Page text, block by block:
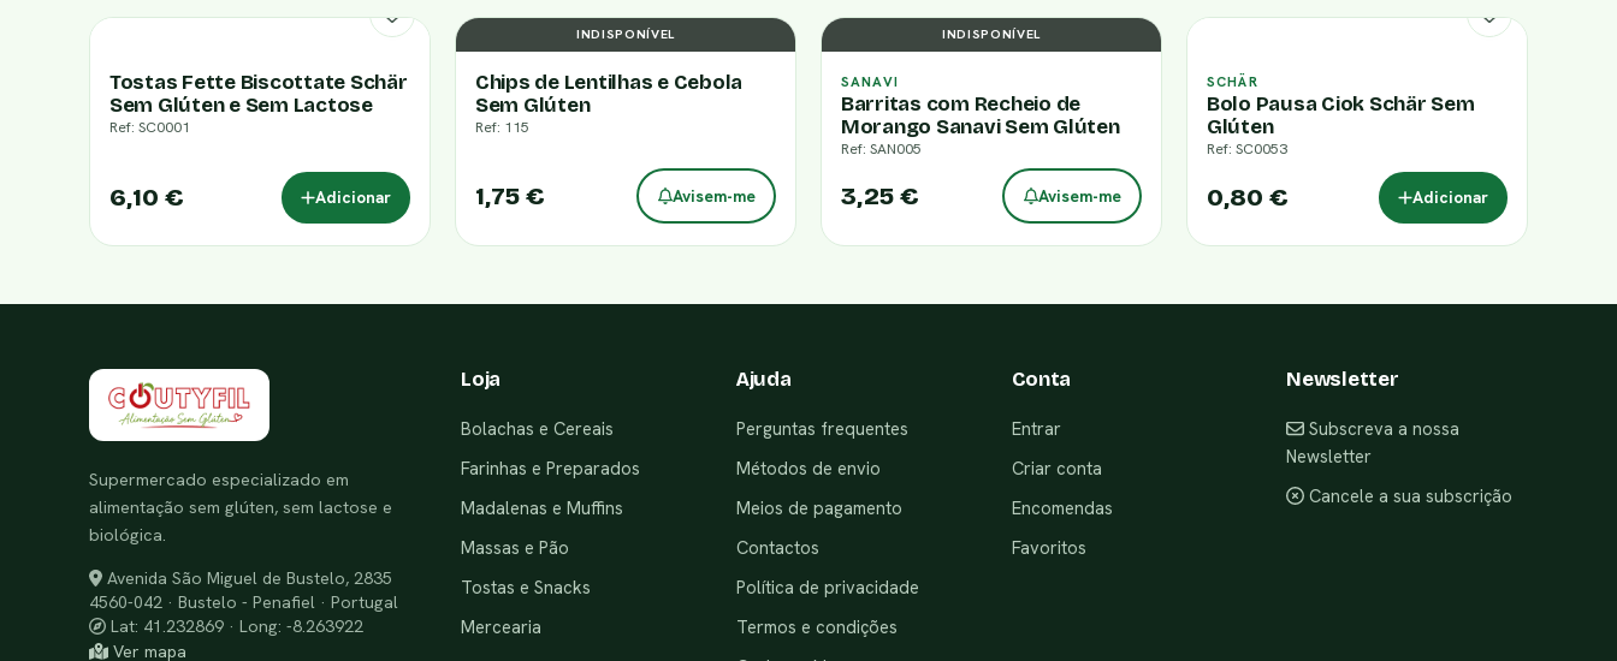
Tostas Fette Biscottate Schär
Sem Glúten e Sem Lactose
Ref: SC0001
6,10 € Adicionar
INDISPONÍVEL
Chips de Lentilhas e Cebola
Sem Glúten
Ref: 115
1,75 € Avisem-me
INDISPONÍVEL
SANAVI
Barritas com Recheio de
Morango Sanavi Sem Glúten
Ref: SAN005
3,25 € Avisem-me
SCHÄR
Bolo Pausa Ciok Schär Sem
Glúten
Ref: SC0053
0,80 € Adicionar
Supermercado especializado em
alimentação sem glúten, sem lactose e
biológica.
Avenida São Miguel de Bustelo, 2835
4560-042 · Bustelo - Penafiel · Portugal
Lat: 41.232869 · Long: -8.263922
Ver mapa
Loja
Bolachas e Cereais
Farinhas e Preparados
Madalenas e Muffins
Massas e Pão
Tostas e Snacks
Mercearia
Ajuda
Perguntas frequentes
Métodos de envio
Meios de pagamento
Contactos
Política de privacidade
Termos e condições
Conta
Entrar
Criar conta
Encomendas
Favoritos
Newsletter
Subscreva a nossa
Newsletter
Cancele a sua subscrição